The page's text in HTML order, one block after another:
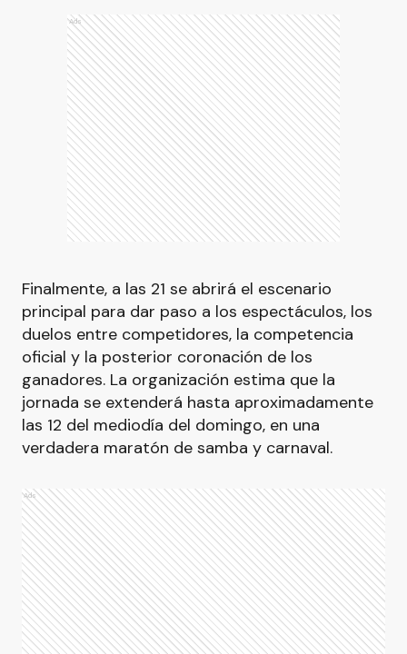
Ads
Finalmente, a las 21 se abrirá el escenario
principal para dar paso a los espectáculos, los
duelos entre competidores, la competencia
oficial y la posterior coronación de los
ganadores. La organización estima que la
jornada se extenderá hasta aproximadamente
las 12 del mediodía del domingo, en una
verdadera maratón de samba y carnaval.
Ads